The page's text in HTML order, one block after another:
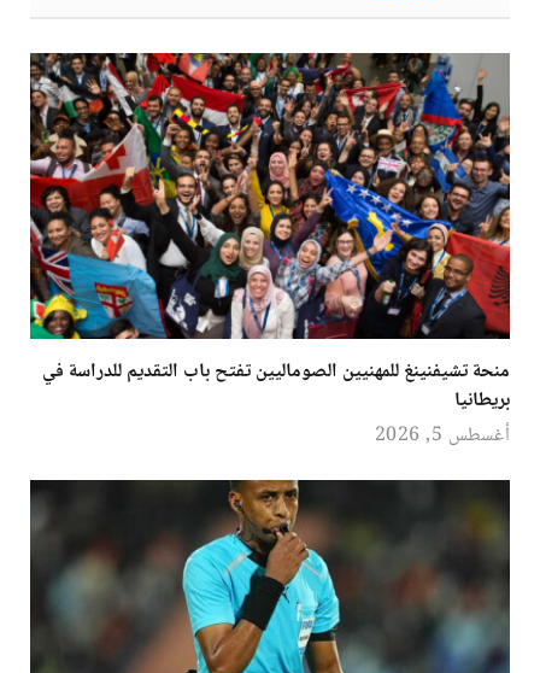
منحة تشيفنينغ للمهنيين الصوماليين تفتح باب التقديم للدراسة في
بريطانيا
أغسطس 5, 2026